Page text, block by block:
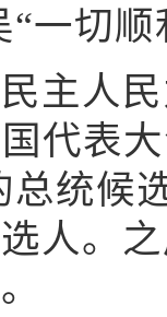
“一切
人民
代表
总统候
人。